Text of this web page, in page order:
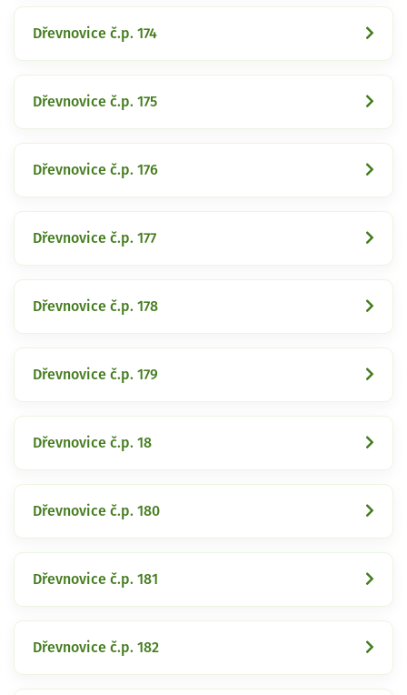
Dřevnovice č.p. 174
Dřevnovice č.p. 175
Dřevnovice č.p. 176
Dřevnovice č.p. 177
Dřevnovice č.p. 178
Dřevnovice č.p. 179
Dřevnovice č.p. 18
Dřevnovice č.p. 180
Dřevnovice č.p. 181
Dřevnovice č.p. 182